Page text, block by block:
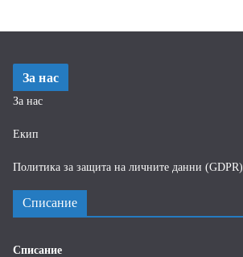
За нас
За нас
Екип
Политика за защита на личните данни (GDPR)
Списание
Списание